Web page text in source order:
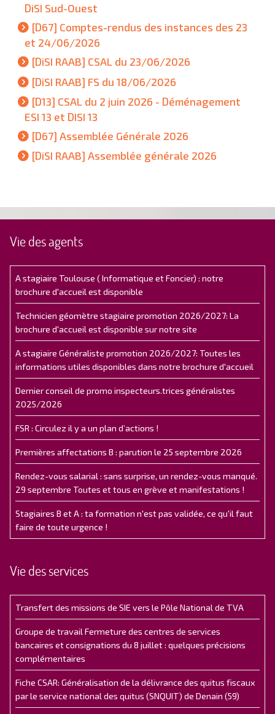
DiSI Sud-Ouest
[D67] Comptes-rendus des instances des 23
et 24/06/2026
[DiSI RAAB] CSAL du 23/06/2026
[DiSI RAAB] FS du 18/06/2026
[D13] CSAL du 2 juin 2026 - Déménagement
ESI 13 et DISI 13
[D67] Assemblée Générale 2026
[DiSI RAAB] Assemblée générale 2026
Vie des agents
A stagiaire Toulouse ( Informatique et Foncier) : notre
brochure d'accueil est disponible
Technicien géomètre stagiaire promotion 2026/2027: La
brochure d'accueil est disponible sur notre site
A stagiaire Généraliste promotion 2026/2027: Toutes les
informations utiles disponibles dans notre brochure d'accueil
Dernier conseil de promo inspecteurs.trices généralistes
2025/2026
FSR : Circulez il y a un plan d’actions !
Premières affectations B : parution le 25 septembre 2026
Rendez-vous salarial : sans surprise, un rendez-vous manqué.
29 septembre Toutes et tous en grève et manifestations !
Stagiaires B et A : ta formation n'est pas validée, ce qu'il faut
faire de toute urgence !
Vie des services
Transfert des missions de SIE vers le Pôle National de TVA
Groupe de travail Fermeture des centres de services
bancaires et consignations du 8 juillet : quelques précisions
complémentaires
Fiche CSAR: Généralisation de la délivrance des quitus fiscaux
par le service national des quitus (SNQUIT) de Denain (59)